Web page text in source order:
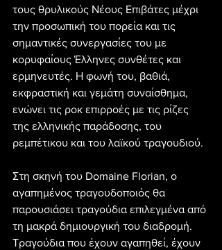
τους θρυλικούς Νέους Επιβάτες μέχρι
την προσωπική του πορεία και τις
σημαντικές συνεργασίες του με
κορυφαίους Έλληνες συνθέτες και
ερμηνευτές. Η φωνή του, βαθιά,
εκφραστική και γεμάτη συναίσθημα,
ενώνει τις ροκ επιρροές με τις ρίζες
της ελληνικής παράδοσης, του
ρεμπέτικου και του λαϊκού τραγουδιού.
Στη σκηνή του Domaine Florian, ο
αγαπημένος τραγουδοποιός θα
παρουσιάσει τραγούδια επιλεγμένα από
τη μακρά δημιουργική του διαδρομή.
Τραγούδια που έχουν αγαπηθεί, έχουν